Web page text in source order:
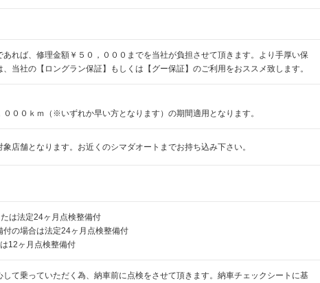
あれば、修理金額￥５０，０００までを当社が負担させて頂きます。より手厚い保
当社の【ロングラン保証】もしくは【グー保証】のご利用をおススメ致します。
００ｋｍ（※いずれか早い方となります）の期間適用となります。
店舗となります。お近くのシマダオートまでお持ち込み下さい。
は法定24ヶ月点検整備付
の場合は法定24ヶ月点検整備付
12ヶ月点検整備付
して乗っていただく為、納車前に点検をさせて頂きます。納車チェックシートに基